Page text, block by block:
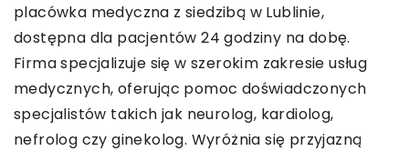
placówka medyczna z siedzibą w Lublinie,
dostępna dla pacjentów 24 godziny na dobę.
Firma specjalizuje się w szerokim zakresie usług
medycznych, oferując pomoc doświadczonych
specjalistów takich jak neurolog, kardiolog,
nefrolog czy ginekolog. Wyróżnia się przyjazną